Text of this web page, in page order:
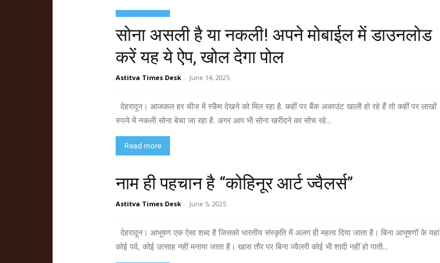
Read more
सोना असली है या नकली! अपने मोबाईल में डाउनलोड
करें यह ये ऐप, खोल देगा पोल
Astitva Times Desk - June 14, 2025
देहरादून। आजकल हर चीज में स्कैम देखने को मिल रहा है. कहीं पर बैंक अकाउंट खाली हो रहे हैं तो कहीं पर लाखों
रुपये में नकली सोना बेचा जा रहा है. अगर आप भी सोना खरीदने का सोच रहे...
Read more
नाम ही पहचान है “कोहिनूर आर्ट ज्वैलर्स”
Astitva Times Desk - June 5, 2025
देहरादून। आभूषण एक ऐसा शब्द है जिसको भारतीय संस्कृति में अलग ही महत्व दिया जाता है। बिना आभूषणों के यहां
कोई पर्व, कोई उत्साह नहीं मनाया जाता है। खास तौर पर बिना ज्वैलरी कोई भी शादी नहीं हो पाती...